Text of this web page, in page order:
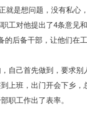
就是想问题，没有私
工对他提出了4条意见
的后备干部，让他们在
自己首先做到，要求
上班，出门开会下乡
职工作出了表率。